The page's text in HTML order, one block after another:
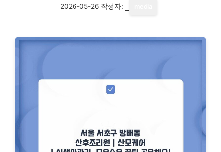
2026-05-26 작성자: